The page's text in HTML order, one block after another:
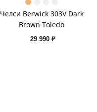
Челси Berwick 303V Dark
Brown Toledo
29 990 ₽